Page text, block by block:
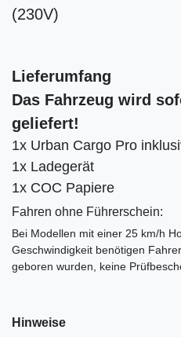
(230V)
Lieferumfang
Das Fahrzeug wird
geliefert!
1x Urban Cargo Pro
1x Ladegerät
1x COC Papiere
Fahren ohne Führerschein:
Bei Modellen mit einer 25 km/h
Geschwindigkeit benötigen
geboren wurden, keine
Hinweise